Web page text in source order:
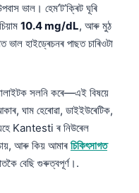
ভাল। হেম’ট’ক্ৰিট ঘূৰি
10.4 mg/dL, আৰু মুঠ
ভাল হাইড্ৰেচনৰ পাছত চাৰিওটা
সলনি কৰে—এই বিষয়ে
ঘাম হেৰোৱা, ডাইইউৰেটিক,
Kantesti ৰ নিউৰেল
আৰু কিয় আমাৰ চিকিৎসাগত
বেছি গুৰুত্বপূৰ্ণ।.